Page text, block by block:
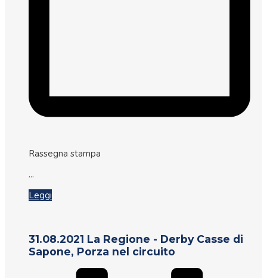
Rassegna stampa
...
Leggi
31.08.2021 La Regione - Derby Casse di
Sapone, Porza nel circuito